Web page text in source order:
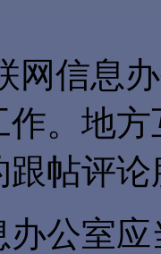
网信息
作。地
帖评
公室